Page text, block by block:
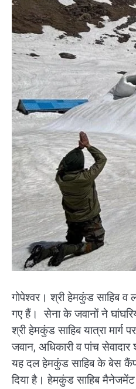
गोपेश्वर। श्री हेमकुंड साहिब व
गए हैं। सेना के जवानों ने
श्री हेमकुंड साहिब यात्रा
जवान, अधिकारी व पांच सेवादार
यह दल हेमकुंड साहिब के बेस कैंप
दिया है। हेमकुंड साहिब